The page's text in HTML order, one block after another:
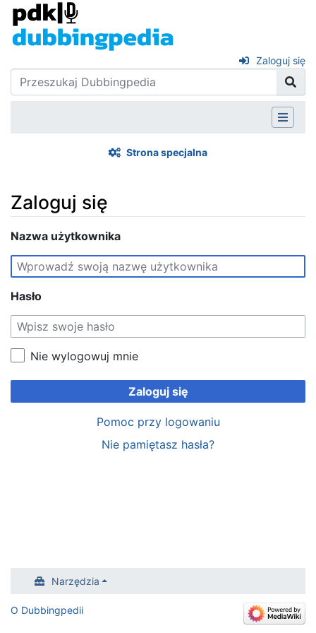
Zaloguj się
Strona specjalna
Zaloguj się
Skocz do:nawigacja,
Nazwa użytkownika
Hasło
Nie wylogowuj mnie
Zaloguj się
Pomoc przy logowaniu
Nie pamiętasz hasła?
Narzędzia
O Dubbingpedii